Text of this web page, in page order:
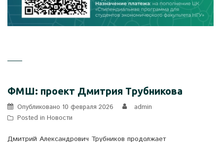
ФМШ: проект Дмитрия Трубникова
Опубликовано 10 февраля 2026
admin
Posted in Новости
Дмитрий Александрович Трубников продолжает